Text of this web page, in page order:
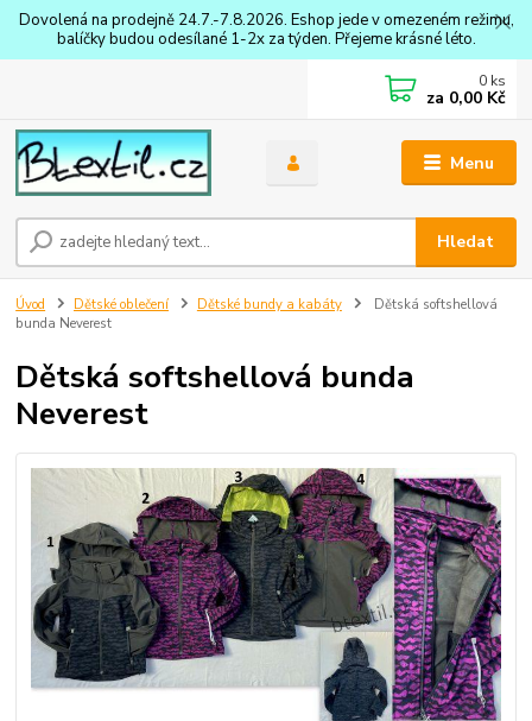
Dovolená na prodejně 24.7.-7.8.2026. Eshop jede v omezeném režimu,
balíčky budou odesílané 1-2x za týden. Přejeme krásné léto.
Menu
Hledat
0 ks
za 0,00 Kč
Úvod Dětské oblečení Dětské bundy a kabáty
Dětská softshellová
bunda Neverest
Dětská softshellová bunda
Neverest